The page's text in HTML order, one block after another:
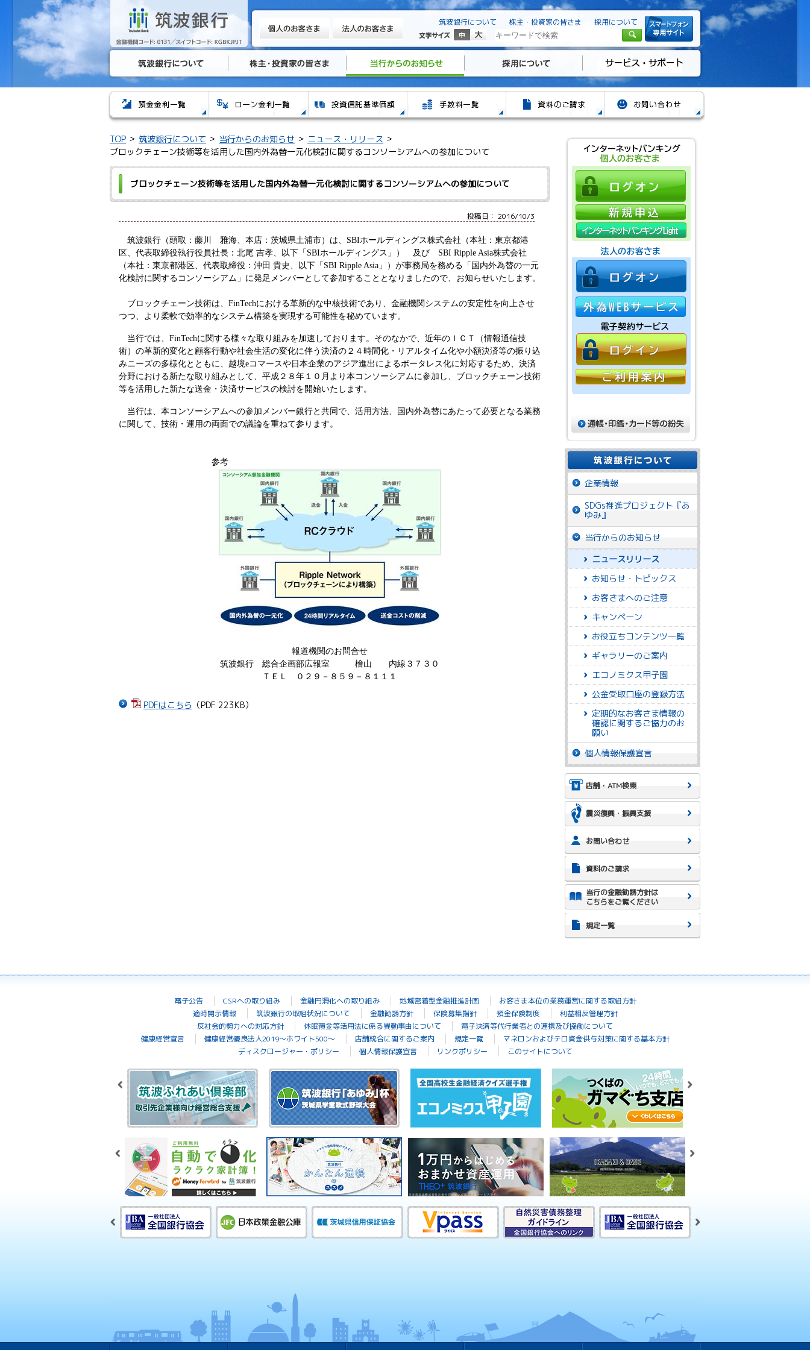
筑波銀行について 株主・投資家の皆さま 採用について
TOP 筑波銀行について 当行からのお知らせ
ニュース・リリース
ブロックチェーン技術等を活用した国内外為替一元化検討に関するコンソーシアムへの参加について
ブロックチェーン技術等を活用した国内外為替一元化検討に関するコンソーシアムへの参加について
投稿日： 2016/10/3
筑波銀行（頭取：藤川 雅海、本店：茨城県土浦市）は、SBIホールディングス株式会社（本社：東京都港
区、代表取締役執行役員社長：北尾 吉孝、以下「SBIホールディングス」） 及び SBI Ripple Asia株式会社
（本社：東京都港区、代表取締役：沖田 貴史、以下「SBI Ripple Asia」）が事務局を務める「国内外為替の一元
化検討に関するコンソーシアム」に発足メンバーとして参加することとなりましたので、お知らせいたします。
ブロックチェーン技術は、FinTechにおける革新的な中核技術であり、金融機関システムの安定性を向上させ
つつ、より柔軟で効率的なシステム構築を実現する可能性を秘めています。
当行では、FinTechに関する様々な取り組みを加速しております。そのなかで、近年のＩＣＴ（情報通信技
術）の革新的変化と顧客行動や社会生活の変化に伴う決済の２４時間化・リアルタイム化や小額決済等の振り込
みニーズの多様化とともに、越境eコマースや日本企業のアジア進出によるボータレス化に対応するため、決済
分野における新たな取り組みとして、平成２８年１０月より本コンソーシアムに参加し、ブロックチェーン技術
等を活用した新たな送金・決済サービスの検討を開始いたします。
当行は、本コンソーシアムへの参加メンバー銀行と共同で、活用方法、国内外為替にあたって必要となる業務
に関して、技術・運用の両面での議論を重ねて参ります。
参考
報道機関のお問合せ
筑波銀行 総合企画部広報室 檜山 内線３７３０
ＴＥＬ ０２９－８５９－８１１１
PDFはこちら （PDF 223KB）
企業情報
SDGs推進プロジェクト『あ
ゆみ』
当行からのお知らせ
ニュースリリース
お知らせ・トピックス
お客さまへのご注意
キャンペーン
お役立ちコンテンツ一覧
ギャラリーのご案内
エコノミクス甲子園
公金受取口座の登録方法
定期的なお客さま情報の
確認に関するご協力のお
願い
個人情報保護宣言
店舗・ATM検索
震災復興・振興支援
お問い合わせ
資料のご請求
当行の金融勧誘方針は
こちらをご覧ください
規定一覧
電子公告 CSRへの取り組み 金融円滑化への取り組み 地域密着型金融推進計画
お客さま本位の業務運営に関する取組方針
適時開示情報
筑波銀行の取組状況について 金融勧誘方針 保険募集指針 預金保険制度
利益相反管理方針
反社会的勢力への対応方針
休眠預金等活用法に係る異動事由について
電子決済等代行業者との連携及び協働について
健康経営宣言
健康経営優良法人2019～ホワイト500～ 店舗統合に関するご案内 規定一覧
マネロンおよびテロ資金供与対策に関する基本方針
ディスクロージャー・ポリシー
個人情報保護宣言 リンクポリシー このサイトについて